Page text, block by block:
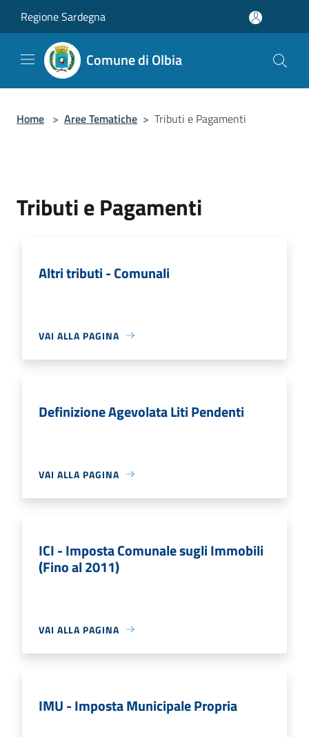
Regione Sardegna
Comune di Olbia
Home > Aree Tematiche > Tributi e Pagamenti
Tributi e Pagamenti
Altri tributi - Comunali
VAI ALLA PAGINA
Definizione Agevolata Liti Pendenti
VAI ALLA PAGINA
ICI - Imposta Comunale sugli Immobili
(Fino al 2011)
VAI ALLA PAGINA
IMU - Imposta Municipale Propria